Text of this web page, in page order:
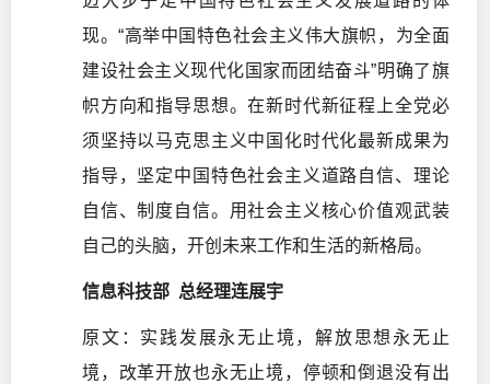
现。“高举中国特色社会主义伟大旗帜，为全面
建设社会主义现代化国家而团结奋斗”明确了旗
帜方向和指导思想。在新时代新征程上全党必
须坚持以马克思主义中国化时代化最新成果为
指导，坚定中国特色社会主义道路自信、理论
自信、制度自信。用社会主义核心价值观武装
自己的头脑，开创未来工作和生活的新格局。
信息科技部 总经理连展宇
原文：实践发展永无止境，解放思想永无止
境，改革开放也永无止境，停顿和倒退没有出